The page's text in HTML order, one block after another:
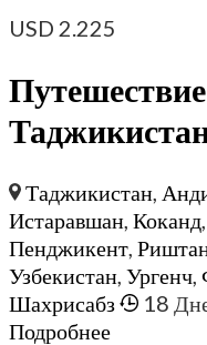
USD 2.225
Таджикистан,
Истаравшан, Коканд,
Пенджикент,
Узбекистан, Ургенч,
Шахрисабз
18
Подробнее